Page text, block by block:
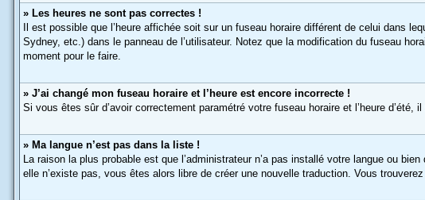
» Les heures ne sont pas correctes !
Il est possible que l’heure affichée soit sur un fuseau horaire différent de celui dans
Sydney, etc.) dans le panneau de l’utilisateur. Notez que la modification du fuseau
moment pour le faire.
» J’ai changé mon fuseau horaire et l’heure est encore incorrecte !
Si vous êtes sûr d’avoir correctement paramétré votre fuseau horaire et l’heure
» Ma langue n’est pas dans la liste !
La raison la plus probable est que l’administrateur n’a pas installé votre langue ou
elle n’existe pas, vous êtes alors libre de créer une nouvelle traduction. Vous